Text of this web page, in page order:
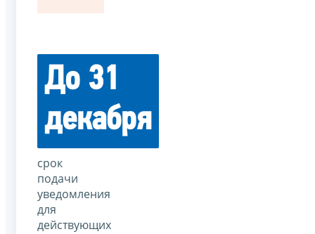
До 31
декабря
срок
подачи
уведомления
для
действующих